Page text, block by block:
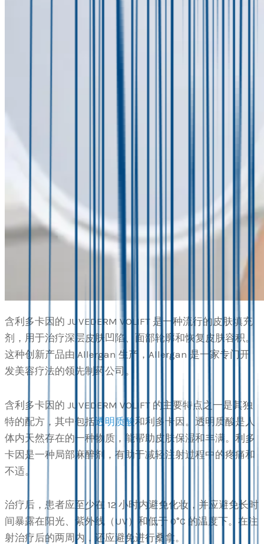
含利多卡因的 JUVEDERM VOLIFT 是一种流行的皮肤填充
剂，用于治疗深层皮肤凹陷、面部轮廓和恢复皮肤容积。
这种创新产品由 Allergan 生产，Allergan 是一家专门开
发美容疗法的领先制药公司。
含利多卡因的 JUVEDERM VOLIFT 的主要特点之一是其独
特的配方，其中包括透明质酸和利多卡因。透明质酸是人
体内天然存在的一种物质，能帮助皮肤保湿和丰满。利多
卡因是一种局部麻醉剂，有助于减轻注射过程中的疼痛和
不适。
治疗后，患者应至少在 12 小时内避免化妆，并应避免长时
间暴露在阳光、紫外线（UV）和低于 0°C 的温度下。在注
射治疗后的两周内，还应避免进行桑拿。